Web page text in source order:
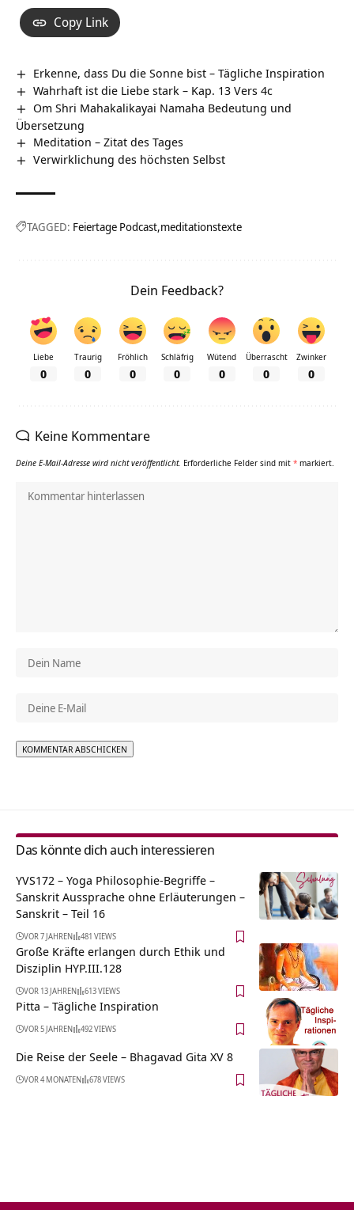
Copy Link
Erkenne, dass Du die Sonne bist – Tägliche Inspiration
Wahrhaft ist die Liebe stark – Kap. 13 Vers 4c
Om Shri Mahakalikayai Namaha Bedeutung und
Übersetzung
Meditation – Zitat des Tages
Verwirklichung des höchsten Selbst
TAGGED: Feiertage Podcast meditationstexte
Dein Feedback?
Liebe
0
Traurig
0
Fröhlich
0
Schläfrig
0
Wütend
0
Überrascht
0
Zwinker
0
Keine Kommentare
Deine E-Mail-Adresse wird nicht veröffentlicht. Erforderliche Felder sind mit * markiert.
Das könnte dich auch interessieren
YVS172 – Yoga Philosophie-Begriffe –
Sanskrit Aussprache ohne Erläuterungen –
Sanskrit – Teil 16
VOR 7 JAHREN 481 VIEWS
Große Kräfte erlangen durch Ethik und
Disziplin HYP.III.128
VOR 13 JAHREN 613 VIEWS
Pitta – Tägliche Inspiration
VOR 5 JAHREN 492 VIEWS
Die Reise der Seele – Bhagavad Gita XV 8
VOR 4 MONATEN 678 VIEWS